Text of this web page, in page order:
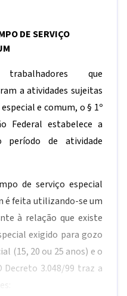
DE SERVIÇO
que
a atividades sujeitas
e comum, o § 1º
Federal estabelece a
período de atividade
de serviço especial
é feita utilizando-se um
à relação que existe
exigido para gozo
(15, 20 ou 25 anos) e o
3.048/99 traz a